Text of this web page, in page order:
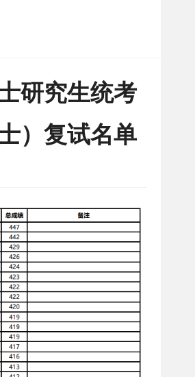
研究生统考
）复试名单